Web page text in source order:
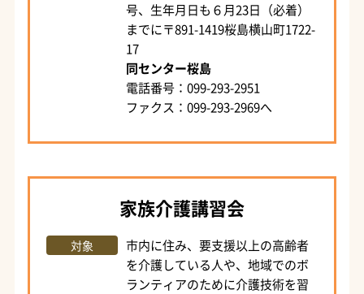
号、生年月日も６月23日（必着）
までに〒891-1419桜島横山町1722-
17
同センター桜島
電話番号：099-293-2951
ファクス：099-293-2969へ
家族介護講習会
対象
市内に住み、要支援以上の高齢者
を介護している人や、地域でのボ
ランティアのために介護技術を習